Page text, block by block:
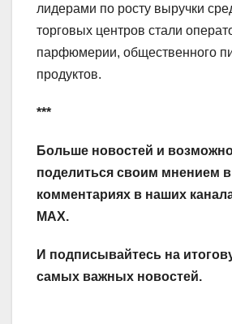
лидерами по росту выручки
торговых центров стали
парфюмерии, общественного
продуктов.
***
Больше новостей и
поделиться своим мнением в
комментариях в наших
MAX.
И подписывайтесь на
самых важных новостей.